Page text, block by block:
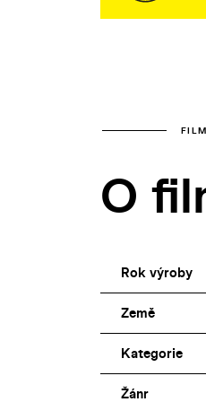
O
Rok výroby
Země
Kategorie
Žánr